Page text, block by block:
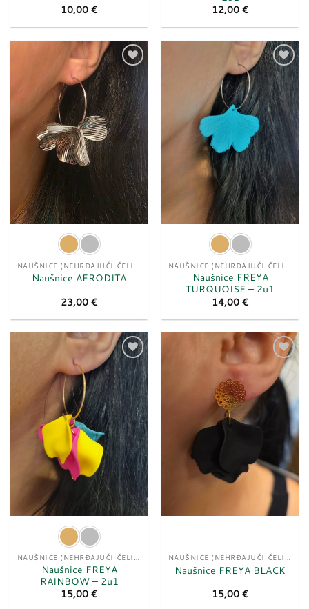
10,00 €
12,00 €
Dodaj
u
listu
želja
Naušnice AFRODITA
23,00 €
Dodaj
u
listu
želja
Naušnice FREYA
TURQUOISE – 2u1
14,00 €
Dodaj
u
listu
želja
NAUŠNICE (NEHRĐAJUĆI ČELIK)
Naušnice FREYA
RAINBOW – 2u1
15,00 €
Dodaj
u
listu
želja
NAUŠNICE (NEHRĐAJUĆI ČELIK)
Naušnice FREYA BLACK
15,00 €